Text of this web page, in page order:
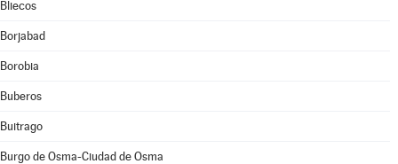
Bliecos
Borjabad
Borobia
Buberos
Buitrago
Burgo de Osma-Ciudad de Osma